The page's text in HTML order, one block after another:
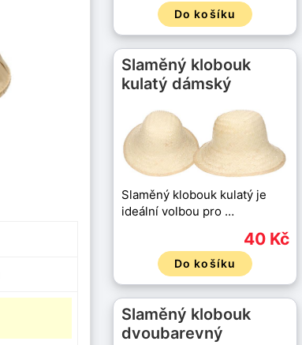
Do košíku
Slaměný klobouk
kulatý dámský
Slaměný klobouk kulatý je
ideální volbou pro …
40 Kč
Do košíku
Slaměný klobouk
dvoubarevný